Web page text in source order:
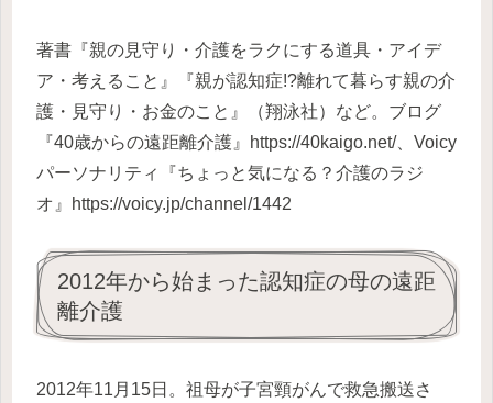
著書『親の見守り・介護をラクにする道具・アイデ
ア・考えること』『親が認知症!?離れて暮らす親の介
護・見守り・お金のこと』（翔泳社）など。ブログ
『40歳からの遠距離介護』https://40kaigo.net/、Voicy
パーソナリティ『ちょっと気になる？介護のラジ
オ』https://voicy.jp/channel/1442
2012年から始まった認知症の母の遠距
離介護
2012年11月15日。祖母が子宮頸がんで救急搬送さ